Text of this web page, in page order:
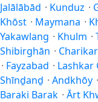
Jalālābād · Kunduz ·
Khōst · Maymana ·
Yakawlang · Khulm ·
Shibirghān · Charikar
· Fayzabad · Lashkar
Shīnḏanḏ · Andkhōy ·
Baraki Barak · Ārt